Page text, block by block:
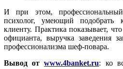
И при этом,
психолог, умеющий
клиенту. Практика показывает,
официанта, выручка заведения
профессионализма шеф-повара.
Вывод отwww.4banket.ru: ко